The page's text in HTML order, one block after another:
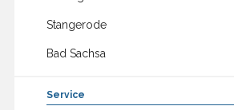
Stangerode
Bad Sachsa
Service